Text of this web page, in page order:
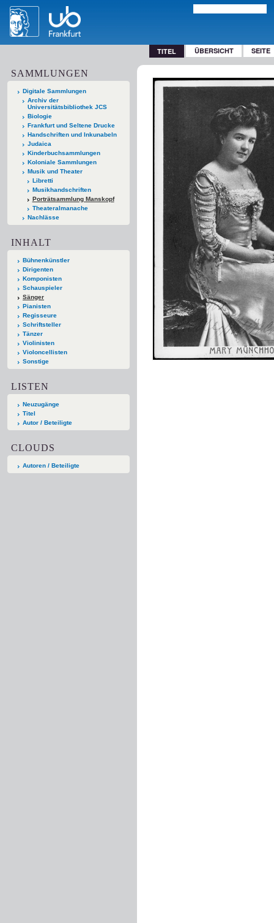
TITEL ÜBERSICHT SEITE
SAMMLUNGEN
Digitale Sammlungen
Archiv der
Universitätsbibliothek JCS
Biologie
Frankfurt und Seltene Drucke
Handschriften und Inkunabeln
Judaica
Kinderbuchsammlungen
Koloniale Sammlungen
Musik und Theater
Libretti
Musikhandschriften
Porträtsammlung Manskopf
Theateralmanache
Nachlässe
INHALT
Bühnenkünstler
Dirigenten
Komponisten
Schauspieler
Sänger
Pianisten
Regisseure
Schriftsteller
Tänzer
Violinisten
Violoncellisten
Sonstige
LISTEN
Neuzugänge
Titel
Autor / Beteiligte
CLOUDS
Autoren / Beteiligte